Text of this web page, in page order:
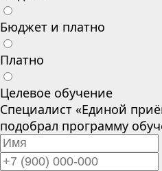
Бюджет и платно
Платно
Целевое обучение
Специалист «Единой
подобрал программу